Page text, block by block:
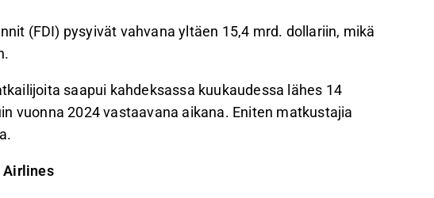
(FDI) pysyivät vahvana yltäen 15,4 mrd. dollariin, mikä
saapui kahdeksassa kuukaudessa lähes 14
vuonna 2024 vastaavana aikana. Eniten matkustajia
Airlines